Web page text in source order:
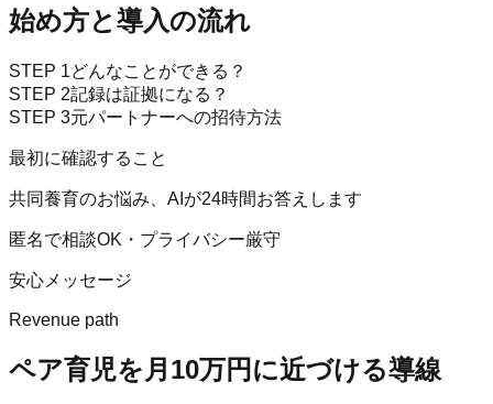
始め方と導入の流れ
STEP 1どんなことができる？
STEP 2記録は証拠になる？
STEP 3元パートナーへの招待方法
最初に確認すること
共同養育のお悩み、AIが24時間お答えします
匿名で相談OK・プライバシー厳守
安心メッセージ
Revenue path
ペア育児を月10万円に近づける導線